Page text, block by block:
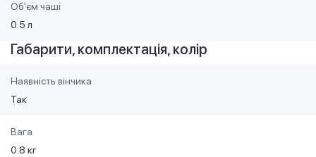
Об'єм чаші
0.5 л
Габарити, комплектація, колір
Наявність вінчика
Так
Вага
0.8 кг